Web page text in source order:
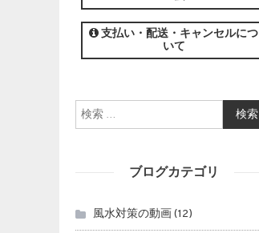
支払い・配送・キャンセルにつ
いて
検索:
ブログカテゴリ
風水対策の動画 (12)